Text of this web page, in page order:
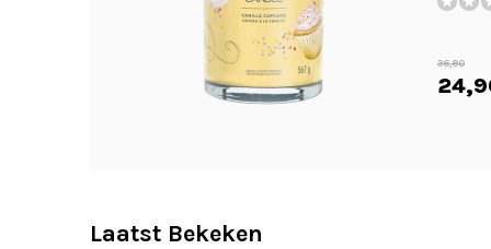
36,90
Laatst Bekeken